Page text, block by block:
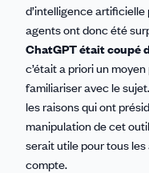
d’intelligence
agents ont donc été
ChatGPT était coupé
c’était a priori un
familiariser avec le
les raisons qui ont
manipulation de cet
serait utile pour tous
compte.